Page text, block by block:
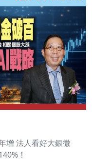
增 法人看好大銀微
！